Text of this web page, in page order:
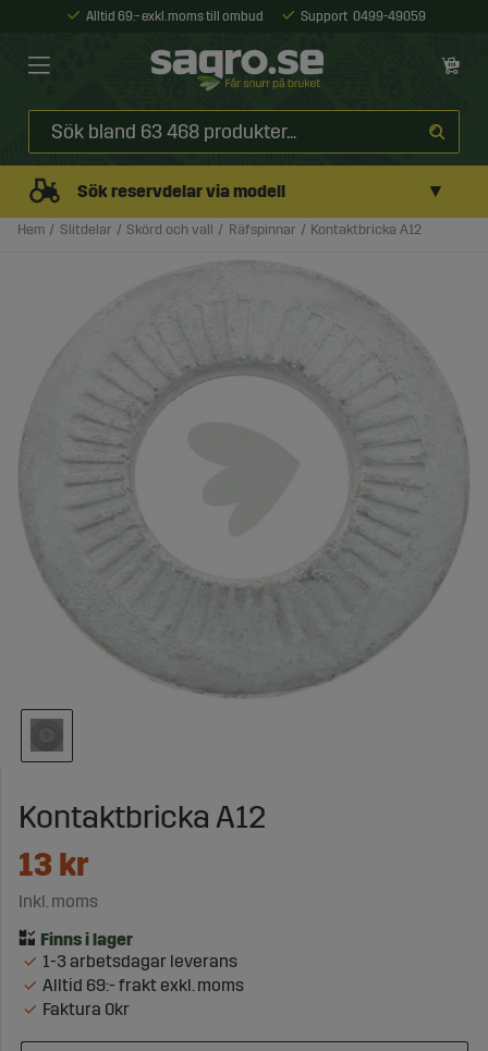
Alltid 69:- exkl. moms till ombud Support 0499-49059
Sök reservdelar via modell ▼
Hem Slitdelar Skörd och vall Räfspinnar Kontaktbricka A12
Kontaktbricka A12
13 kr
Inkl. moms
1-3 arbetsdagar leverans
Alltid 69:- frakt exkl. moms
Faktura 0kr